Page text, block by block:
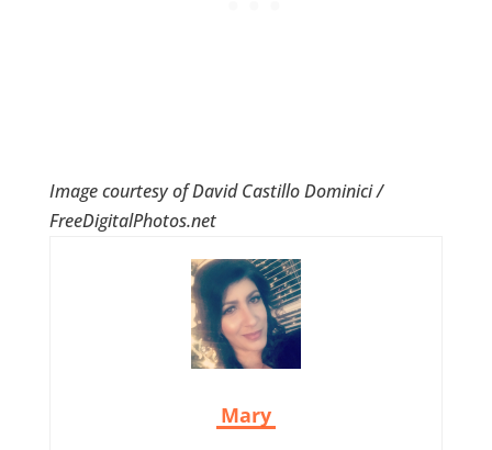
Image courtesy of David Castillo Dominici /
FreeDigitalPhotos.net
Mary